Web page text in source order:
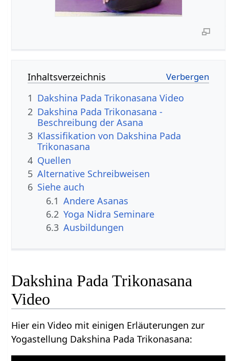
Inhaltsverzeichnis
1 Dakshina Pada Trikonasana Video
2 Dakshina Pada Trikonasana -
Beschreibung der Asana
3 Klassifikation von Dakshina Pada
Trikonasana
4 Quellen
5 Alternative Schreibweisen
6 Siehe auch
6.1 Andere Asanas
6.2 Yoga Nidra Seminare
6.3 Ausbildungen
Dakshina Pada Trikonasana
Video
Hier ein Video mit einigen Erläuterungen zur
Yogastellung Dakshina Pada Trikonasana: